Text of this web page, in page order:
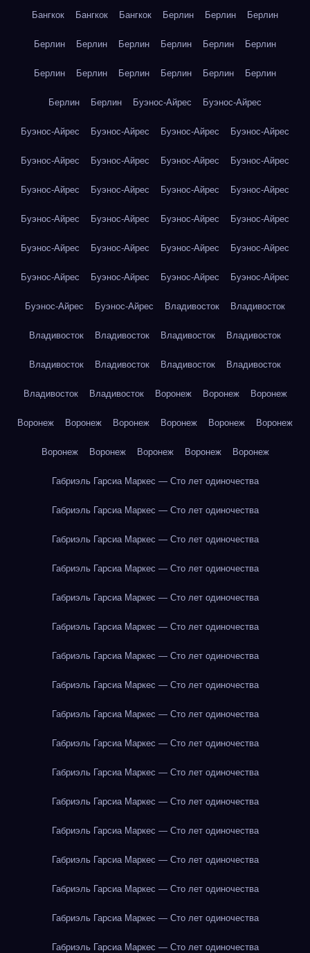
Бангкок Бангкок Бангкок Берлин Берлин Берлин
Берлин Берлин Берлин Берлин Берлин Берлин
Берлин Берлин Берлин Берлин Берлин Берлин
Берлин Берлин Буэнос-Айрес Буэнос-Айрес
Буэнос-Айрес Буэнос-Айрес Буэнос-Айрес Буэнос-Айрес
Буэнос-Айрес Буэнос-Айрес Буэнос-Айрес Буэнос-Айрес
Буэнос-Айрес Буэнос-Айрес Буэнос-Айрес Буэнос-Айрес
Буэнос-Айрес Буэнос-Айрес Буэнос-Айрес Буэнос-Айрес
Буэнос-Айрес Буэнос-Айрес Буэнос-Айрес Буэнос-Айрес
Буэнос-Айрес Буэнос-Айрес Буэнос-Айрес Буэнос-Айрес
Буэнос-Айрес Буэнос-Айрес Владивосток Владивосток
Владивосток Владивосток Владивосток Владивосток
Владивосток Владивосток Владивосток Владивосток
Владивосток Владивосток Воронеж Воронеж Воронеж
Воронеж Воронеж Воронеж Воронеж Воронеж Воронеж
Воронеж Воронеж Воронеж Воронеж Воронеж
Габриэль Гарсиа Маркес — Сто лет одиночества
Габриэль Гарсиа Маркес — Сто лет одиночества
Габриэль Гарсиа Маркес — Сто лет одиночества
Габриэль Гарсиа Маркес — Сто лет одиночества
Габриэль Гарсиа Маркес — Сто лет одиночества
Габриэль Гарсиа Маркес — Сто лет одиночества
Габриэль Гарсиа Маркес — Сто лет одиночества
Габриэль Гарсиа Маркес — Сто лет одиночества
Габриэль Гарсиа Маркес — Сто лет одиночества
Габриэль Гарсиа Маркес — Сто лет одиночества
Габриэль Гарсиа Маркес — Сто лет одиночества
Габриэль Гарсиа Маркес — Сто лет одиночества
Габриэль Гарсиа Маркес — Сто лет одиночества
Габриэль Гарсиа Маркес — Сто лет одиночества
Габриэль Гарсиа Маркес — Сто лет одиночества
Габриэль Гарсиа Маркес — Сто лет одиночества
Габриэль Гарсиа Маркес — Сто лет одиночества